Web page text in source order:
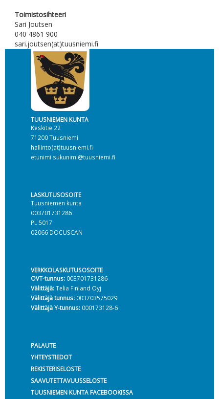
Toimistosihteeri
Sari Joutsen
040 4861 900
sari.joutsen(at)tuusniemi.fi
TUUSNIEMEN KUNTA
Keskitie 22
71200 Tuusniemi
hallinto(at)tuusniemi.fi
etunimi.sukunimi@tuusniemi.fi
LASKUTUSOSOITE
Tuusniemen kunta
003701731286
PL 5017
02066 DOCUSCAN
VERKKOLASKUTUSOSOITE
OVT-tunnus:003701731286
Välittäjä:Telia Finland Oyj
Välittäjä tunnus:003703575029
Välittäjä Y-tunnus:000173128-6
PALAUTE
YHTEYSTIEDOT
REKISTERISELOSTE
SAAVUTETTAVUUSSELOSTE
TUUSNIEMEN KUNTA FACEBOOKISSA